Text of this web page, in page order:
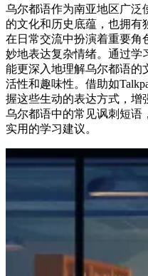
乌尔都语作为南亚地区广泛
的文化和历史底蕴，也拥有
在日常交流中扮演着重要角
妙地表达复杂情绪。通过学
能更深入地理解乌尔都语的
活性和趣味性。借助如
握这些生动的表达方式，增
乌尔都语中的常见讽刺短语
实用的学习建议。